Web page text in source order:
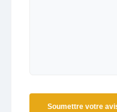
Soumettre votre